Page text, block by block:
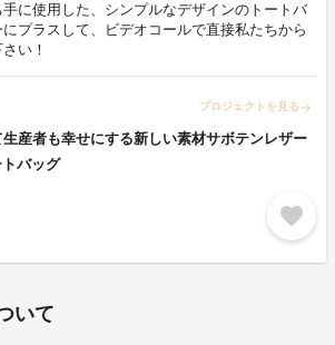
に使用した、シンプルなデザインのトートバ
プラスして、ビデオコールで直接私たちから
い！
プロジェクトを見る arrow_forward
産者も幸せにする新しい素材サボテンレザー
バッグ
favorite
いて